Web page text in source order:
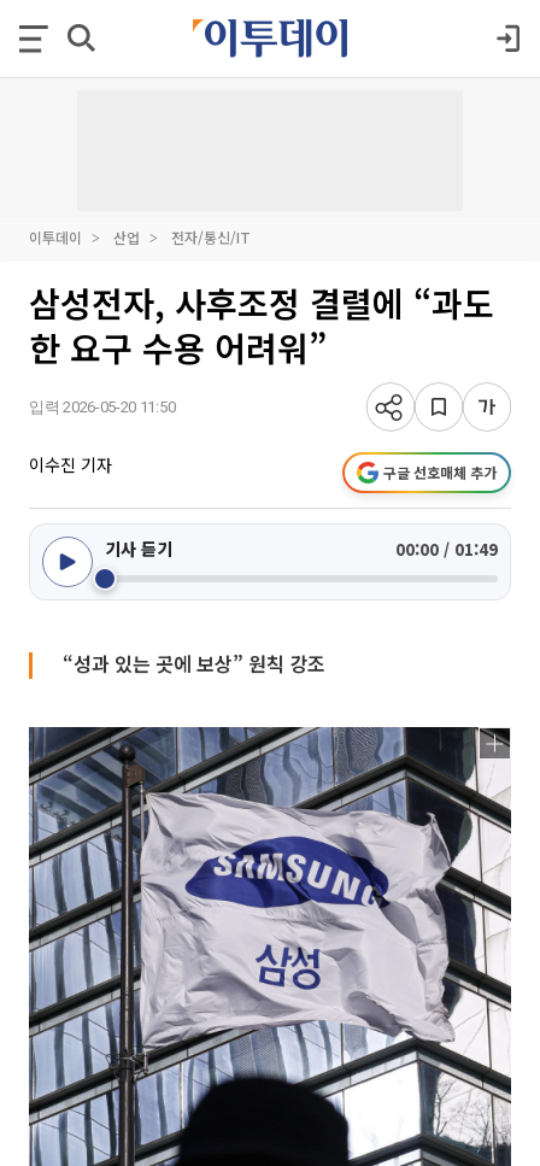
이투데이 산업 전자/통신/IT
삼성전자, 사후조정 결렬에 “과도
한 요구 수용 어려워”
입력 2026-05-20 11:50
이수진 기자 구글 선호매체 추가
기사 듣기 00:00 / 01:49
“성과 있는 곳에 보상” 원칙 강조